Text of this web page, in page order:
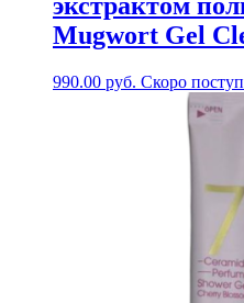
Mugwort Gel
990.00 руб. Скоро